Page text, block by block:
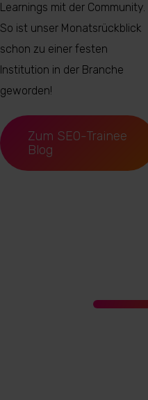
Learnings mit der Community.
So ist unser Monatsrückblick
schon zu einer festen
Institution in der Branche
geworden!
Zum SEO-Trainee
Blog